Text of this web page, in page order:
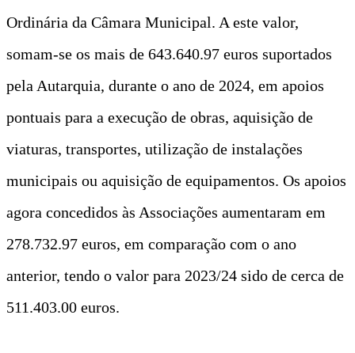
Ordinária da Câmara Municipal. A este valor,
somam-se os mais de 643.640.97 euros suportados
pela Autarquia, durante o ano de 2024, em apoios
pontuais para a execução de obras, aquisição de
viaturas, transportes, utilização de instalações
municipais ou aquisição de equipamentos. Os apoios
agora concedidos às Associações aumentaram em
278.732.97 euros, em comparação com o ano
anterior, tendo o valor para 2023/24 sido de cerca de
511.403.00 euros.